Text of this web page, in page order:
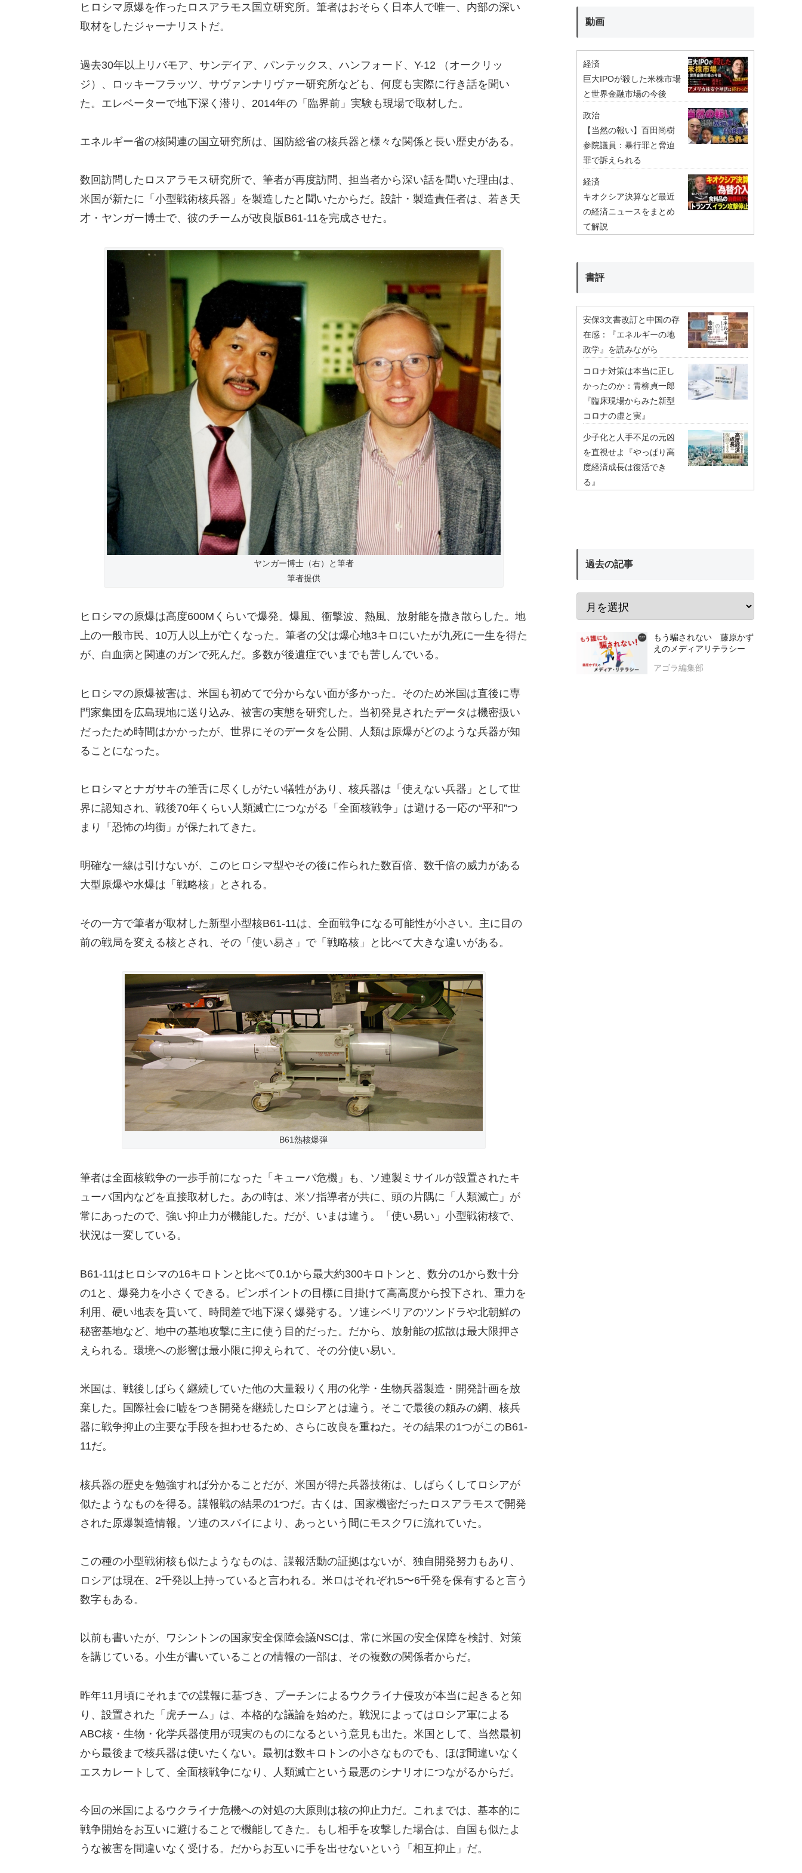
ヒロシマ原爆を作ったロスアラモス国立研究所。筆者はおそらく日本人で唯一、内部の深い
取材をしたジャーナリストだ。
過去30年以上リバモア、サンデイア、パンテックス、ハンフォード、Y-12 （オークリッ
ジ）、ロッキーフラッツ、サヴァンナリヴァー研究所なども、何度も実際に行き話を聞い
た。エレベーターで地下深く潜り、2014年の「臨界前」実験も現場で取材した。
エネルギー省の核関連の国立研究所は、国防総省の核兵器と様々な関係と長い歴史がある。
数回訪問したロスアラモス研究所で、筆者が再度訪問、担当者から深い話を聞いた理由は、
米国が新たに「小型戦術核兵器」を製造したと聞いたからだ。設計・製造責任者は、若き天
才・ヤンガー博士で、彼のチームが改良版B61-11を完成させた。
ヤンガー博士（右）と筆者
筆者提供
ヒロシマの原爆は高度600Mくらいで爆発。爆風、衝撃波、熱風、放射能を撒き散らした。地
上の一般市民、10万人以上が亡くなった。筆者の父は爆心地3キロにいたが九死に一生を得た
が、白血病と関連のガンで死んだ。多数が後遺症でいまでも苦しんでいる。
ヒロシマの原爆被害は、米国も初めてで分からない面が多かった。そのため米国は直後に専
門家集団を広島現地に送り込み、被害の実態を研究した。当初発見されたデータは機密扱い
だったため時間はかかったが、世界にそのデータを公開、人類は原爆がどのような兵器が知
ることになった。
ヒロシマとナガサキの筆舌に尽くしがたい犠牲があり、核兵器は「使えない兵器」として世
界に認知され、戦後70年くらい人類滅亡につながる「全面核戦争」は避ける一応の“平和”つ
まり「恐怖の均衡」が保たれてきた。
明確な一線は引けないが、このヒロシマ型やその後に作られた数百倍、数千倍の威力がある
大型原爆や水爆は「戦略核」とされる。
その一方で筆者が取材した新型小型核B61-11は、全面戦争になる可能性が小さい。主に目の
前の戦局を変える核とされ、その「使い易さ」で「戦略核」と比べて大きな違いがある。
B61熱核爆弾
筆者は全面核戦争の一歩手前になった「キューバ危機」も、ソ連製ミサイルが設置されたキ
ューバ国内などを直接取材した。あの時は、米ソ指導者が共に、頭の片隅に「人類滅亡」が
常にあったので、強い抑止力が機能した。だが、いまは違う。「使い易い」小型戦術核で、
状況は一変している。
B61-11はヒロシマの16キロトンと比べて0.1から最大約300キロトンと、数分の1から数十分
の1と、爆発力を小さくできる。ピンポイントの目標に目掛けて高高度から投下され、重力を
利用、硬い地表を貫いて、時間差で地下深く爆発する。ソ連シベリアのツンドラや北朝鮮の
秘密基地など、地中の基地攻撃に主に使う目的だった。だから、放射能の拡散は最大限押さ
えられる。環境への影響は最小限に抑えられて、その分使い易い。
米国は、戦後しばらく継続していた他の大量殺りく用の化学・生物兵器製造・開発計画を放
棄した。国際社会に嘘をつき開発を継続したロシアとは違う。そこで最後の頼みの綱、核兵
器に戦争抑止の主要な手段を担わせるため、さらに改良を重ねた。その結果の1つがこのB61-
11だ。
核兵器の歴史を勉強すれば分かることだが、米国が得た兵器技術は、しばらくしてロシアが
似たようなものを得る。諜報戦の結果の1つだ。古くは、国家機密だったロスアラモスで開発
された原爆製造情報。ソ連のスパイにより、あっという間にモスクワに流れていた。
この種の小型戦術核も似たようなものは、諜報活動の証拠はないが、独自開発努力もあり、
ロシアは現在、2千発以上持っていると言われる。米ロはそれぞれ5〜6千発を保有すると言う
数字もある。
以前も書いたが、ワシントンの国家安全保障会議NSCは、常に米国の安全保障を検討、対策
を講じている。小生が書いていることの情報の一部は、その複数の関係者からだ。
昨年11月頃にそれまでの諜報に基づき、プーチンによるウクライナ侵攻が本当に起きると知
り、設置された「虎チーム」は、本格的な議論を始めた。戦況によってはロシア軍による
ABC核・生物・化学兵器使用が現実のものになるという意見も出た。米国として、当然最初
から最後まで核兵器は使いたくない。最初は数キロトンの小さなものでも、ほぼ間違いなく
エスカレートして、全面核戦争になり、人類滅亡という最悪のシナリオにつながるからだ。
今回の米国によるウクライナ危機への対処の大原則は核の抑止力だ。これまでは、基本的に
戦争開始をお互いに避けることで機能してきた。もし相手を攻撃した場合は、自国も似たよ
うな被害を間違いなく受ける。だからお互いに手を出せないという「相互抑止」だ。
動画
経済
巨大IPOが殺した米株市場
と世界金融市場の今後
政治
【当然の報い】百田尚樹
参院議員：暴行罪と脅迫
罪で訴えられる
経済
キオクシア決算など最近
の経済ニュースをまとめ
て解説
書評
安保3文書改訂と中国の存
在感：『エネルギーの地
政学』を読みながら
コロナ対策は本当に正し
かったのか：青柳貞一郎
『臨床現場からみた新型
コロナの虚と実』
少子化と人手不足の元凶
を直視せよ『やっぱり高
度経済成長は復活でき
る』
過去の記事
もう騙されない 藤原かず
えのメディアリテラシー
アゴラ編集部